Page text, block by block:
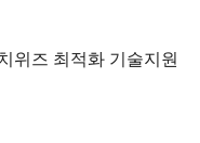
위즈 최적화 기술지원